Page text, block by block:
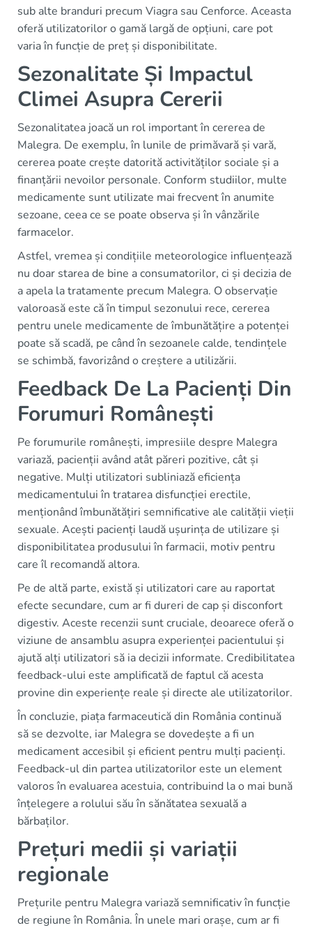
sub alte branduri precum Viagra sau Cenforce. Aceasta
oferă utilizatorilor o gamă largă de opțiuni, care pot
varia în funcție de preț și disponibilitate.
Sezonalitate Și Impactul
Climei Asupra Cererii
Sezonalitatea joacă un rol important în cererea de
Malegra. De exemplu, în lunile de primăvară și vară,
cererea poate crește datorită activităților sociale și a
finanțării nevoilor personale. Conform studiilor, multe
medicamente sunt utilizate mai frecvent în anumite
sezoane, ceea ce se poate observa și în vânzările
farmacelor.
Astfel, vremea și condițiile meteorologice influențează
nu doar starea de bine a consumatorilor, ci și decizia de
a apela la tratamente precum Malegra. O observație
valoroasă este că în timpul sezonului rece, cererea
pentru unele medicamente de îmbunătățire a potenței
poate să scadă, pe când în sezoanele calde, tendințele
se schimbă, favorizând o creștere a utilizării.
Feedback De La Pacienți Din
Forumuri Românești
Pe forumurile românești, impresiile despre Malegra
variază, pacienții având atât păreri pozitive, cât și
negative. Mulți utilizatori subliniază eficiența
medicamentului în tratarea disfuncției erectile,
menționând îmbunătățiri semnificative ale calității vieții
sexuale. Acești pacienți laudă ușurința de utilizare și
disponibilitatea produsului în farmacii, motiv pentru
care îl recomandă altora.
Pe de altă parte, există și utilizatori care au raportat
efecte secundare, cum ar fi dureri de cap și disconfort
digestiv. Aceste recenzii sunt cruciale, deoarece oferă o
viziune de ansamblu asupra experienței pacientului și
ajută alți utilizatori să ia decizii informate. Credibilitatea
feedback-ului este amplificată de faptul că acesta
provine din experiențe reale și directe ale utilizatorilor.
În concluzie, piața farmaceutică din România continuă
să se dezvolte, iar Malegra se dovedește a fi un
medicament accesibil și eficient pentru mulți pacienți.
Feedback-ul din partea utilizatorilor este un element
valoros în evaluarea acestuia, contribuind la o mai bună
înțelegere a rolului său în sănătatea sexuală a
bărbaților.
Prețuri medii și variații
regionale
Prețurile pentru Malegra variază semnificativ în funcție
de regiune în România. În unele mari orașe, cum ar fi